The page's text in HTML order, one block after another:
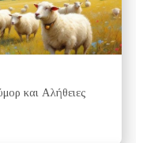
και Αλήθειες